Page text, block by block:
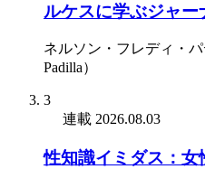
ルケスに学ぶジャー
ネルソン・フレディ・
Padilla）
3
連載 2026.08.03
性知識イミダス：